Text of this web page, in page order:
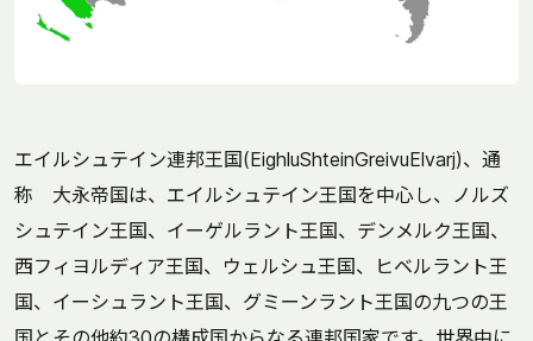
エイルシュテイン連邦王国(EighluShteinGreivuElvarj)、通
称 大永帝国は、エイルシュテイン王国を中心し、ノルズ
シュテイン王国、イーゲルラント王国、デンメルク王国、
西フィヨルディア王国、ウェルシュ王国、ヒベルラント王
国、イーシュラント王国、グミーンラント王国の九つの王